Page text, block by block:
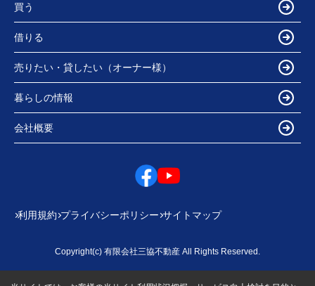
買う
借りる
売りたい・貸したい（オーナー様）
暮らしの情報
会社概要
利用規約 プライバシーポリシー サイトマップ
Copyright(c) 有限会社三協不動産 All Rights Reserved.